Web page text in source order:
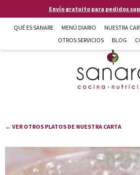
Pasar al contenido principal
Envío gratuito para pedidos
QUÉ ES SANARE MENÚ DIARIO NUESTRA
OTROS SERVICIOS
BLOG
Sanare cocina + nutrición en Almería
← VER OTROS PLATOS DE NUESTRA CARTA